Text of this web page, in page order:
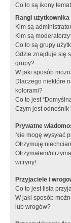
Co to są ikony
Rangi użytkownika
Kim są
Kim są
Co to są grupy
Gdzie znajduje się
grupy?
W jaki sposób
Dlaczego niektóre
kolorami?
Co to jest
Czym jest odnośnik
Prywatne
Nie mogę wysyłać
Otrzymuję
Otrzymałem/
witryny!
Przyjaciele i
Co to jest lista
W jaki sposób
lub wrogów?